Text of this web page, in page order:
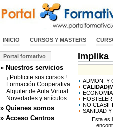
INICIO CURSOS Y MASTERS
Portal formativo
» Nuestros servicios
¡ Publicite sus cursos !
Formación Cooperativa
Alquiler de Aula Virtual
Novedades y artículos
» Quienes somos
» Acceso Centros
Implika
ADMON. Y
CALIDAD/
NO
SANIDAD Y
Esta es